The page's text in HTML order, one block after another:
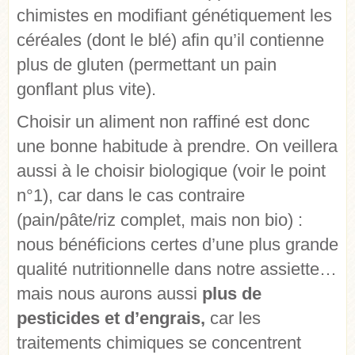
chimistes en modifiant génétiquement les
céréales (dont le blé) afin qu’il contienne
plus de gluten (permettant un pain
gonflant plus vite).
Choisir un aliment non raffiné est donc
une bonne habitude à prendre. On veillera
aussi à le choisir biologique (voir le point
n°1), car dans le cas contraire
(pain/pâte/riz complet, mais non bio) :
nous bénéficions certes d’une plus grande
qualité nutritionnelle dans notre assiette…
mais nous aurons aussi plus de
pesticides et d’engrais, car les
traitements chimiques se concentrent